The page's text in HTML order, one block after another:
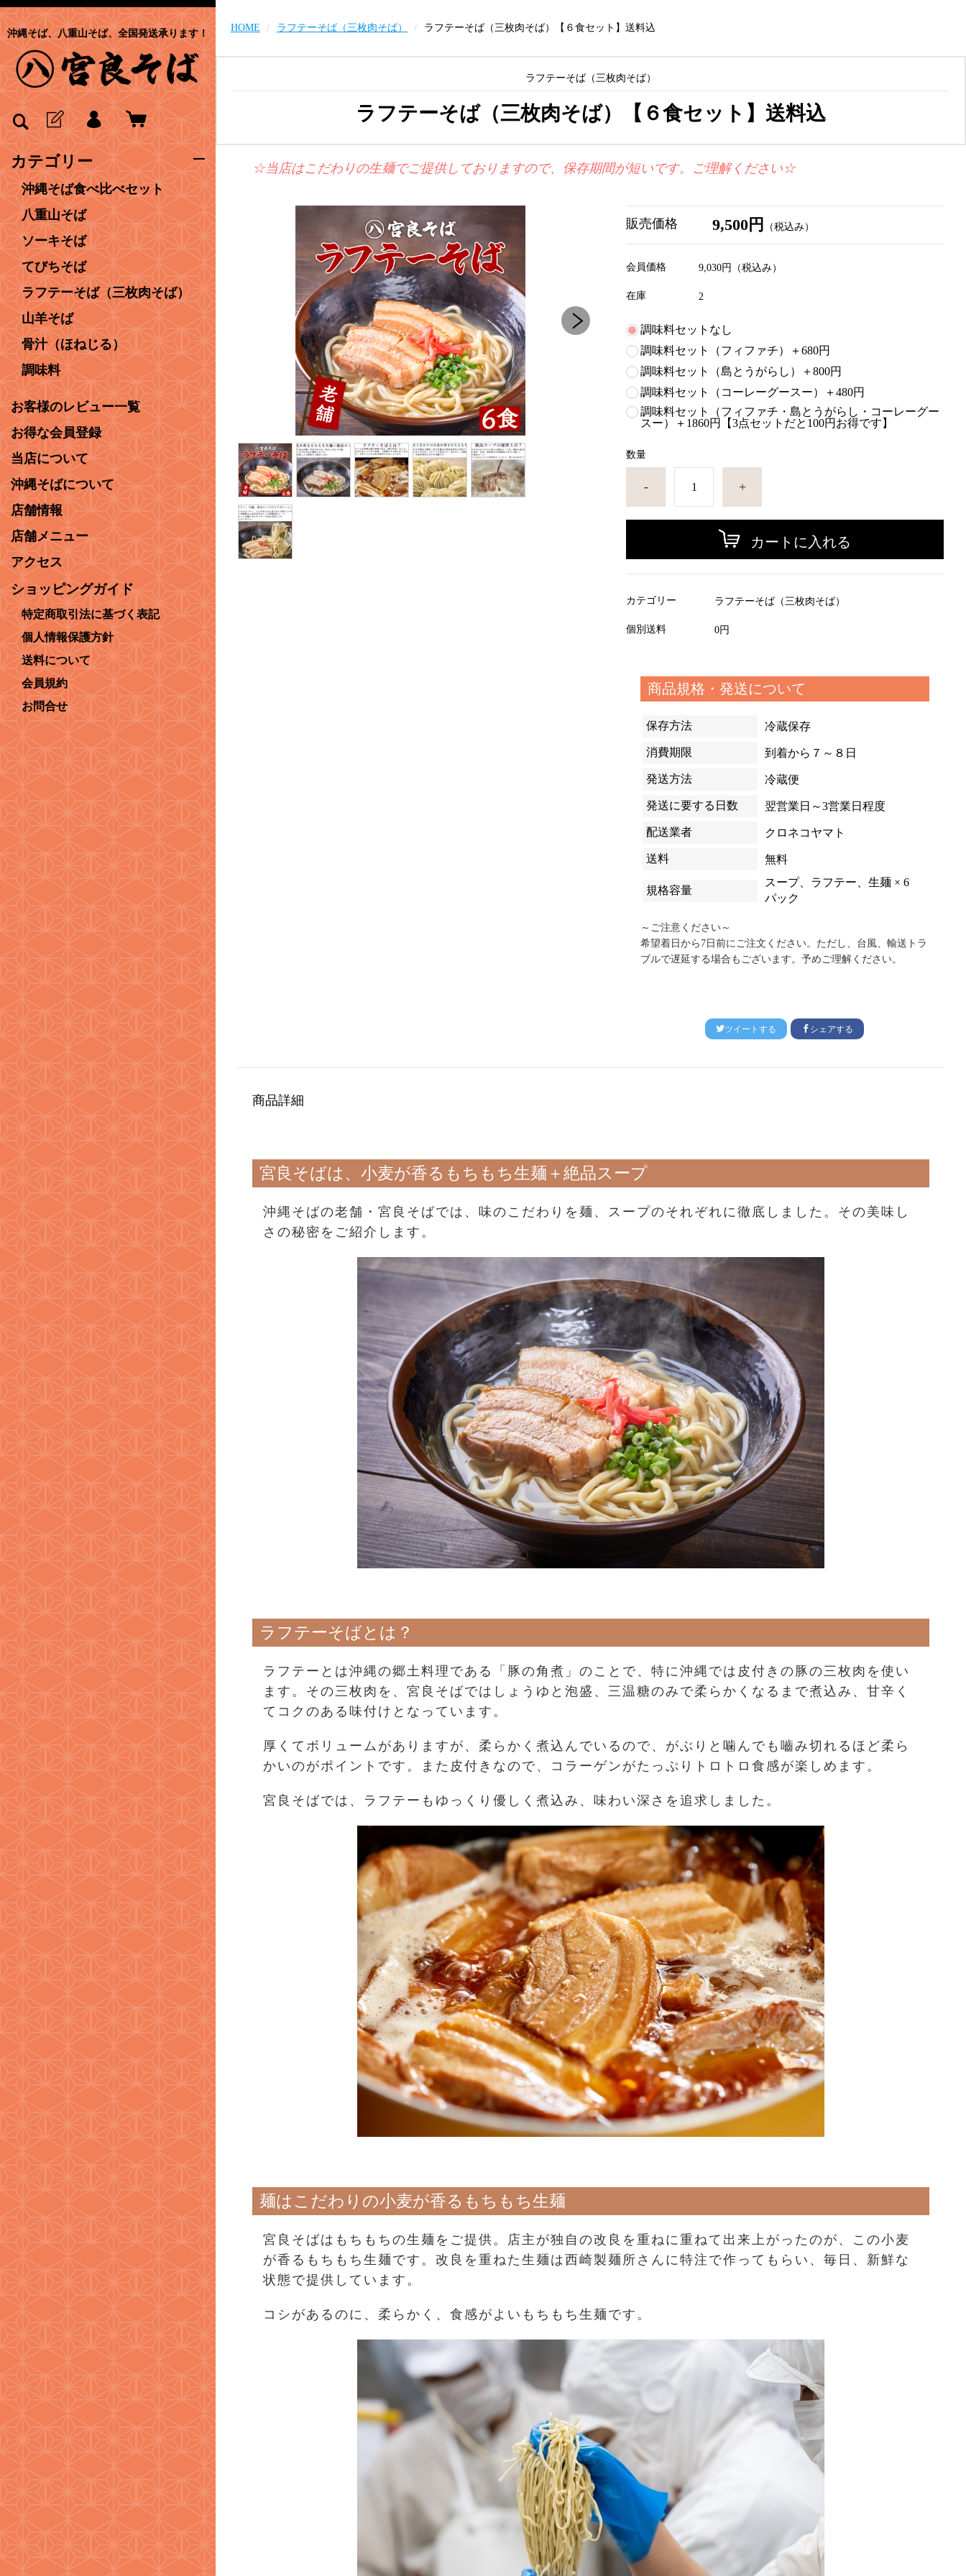
沖縄そば、八重山そば、全国発送承ります！
カテゴリー
沖縄そば食べ比べセット
八重山そば
ソーキそば
てびちそば
ラフテーそば（三枚肉そば）
山羊そば
骨汁（ほねじる）
調味料
お客様のレビュー一覧
お得な会員登録
当店について
沖縄そばについて
店舗情報
店舗メニュー
アクセス
ショッピングガイド
特定商取引法に基づく表記
個人情報保護方針
送料について
会員規約
お問合せ
HOME ラフテーそば（三枚肉そば） ラフテーそば（三枚肉そば）【６食セット】送料込
ラフテーそば（三枚肉そば）
ラフテーそば（三枚肉そば）【６食セット】送料込
☆当店はこだわりの生麺でご提供しておりますので、保存期間が短いです。ご理解ください☆
販売価格 9,500円 （税込み）
会員価格 9,030円 （税込み）
在庫 2
調味料セットなし
調味料セット（フィファチ）＋680円
調味料セット（島とうがらし）＋800円
調味料セット（コーレーグースー）＋480円
調味料セット（フィファチ・島とうがらし・コーレーグー
スー）＋1860円【3点セットだと100円お得です】
数量
- +
カートに入れる
カテゴリー ラフテーそば（三枚肉そば）
個別送料 0円
商品規格・発送について
保存方法 冷蔵保存
消費期限 到着から７～８日
発送方法 冷蔵便
発送に要する日数 翌営業日～3営業日程度
配送業者 クロネコヤマト
送料 無料
規格容量
スープ、ラフテー、生麺 × 6
パック
～ご注意ください～
希望着日から7日前にご注文ください。ただし、台風、輸送トラ
ブルで遅延する場合もございます。予めご理解ください。
ツイートする シェアする
商品詳細
宮良そばは、小麦が香るもちもち生麺＋絶品スープ
沖縄そばの老舗・宮良そばでは、味のこだわりを麺、スープのそれぞれに徹底しました。その美味し
さの秘密をご紹介します。
ラフテーそばとは？
ラフテーとは沖縄の郷土料理である「豚の角煮」のことで、特に沖縄では皮付きの豚の三枚肉を使い
ます。その三枚肉を、宮良そばではしょうゆと泡盛、三温糖のみで柔らかくなるまで煮込み、甘辛く
てコクのある味付けとなっています。
厚くてボリュームがありますが、柔らかく煮込んでいるので、がぶりと噛んでも嚙み切れるほど柔ら
かいのがポイントです。また皮付きなので、コラーゲンがたっぷりトロトロ食感が楽しめます。
宮良そばでは、ラフテーもゆっくり優しく煮込み、味わい深さを追求しました。
麺はこだわりの小麦が香るもちもち生麺
宮良そばはもちもちの生麺をご提供。店主が独自の改良を重ねに重ねて出来上がったのが、この小麦
が香るもちもち生麺です。改良を重ねた生麺は西崎製麺所さんに特注で作ってもらい、毎日、新鮮な
状態で提供しています。
コシがあるのに、柔らかく、食感がよいもちもち生麺です。